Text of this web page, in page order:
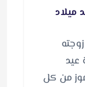
ميلاد
عيد
الذي يوافق 24 تموز من كل